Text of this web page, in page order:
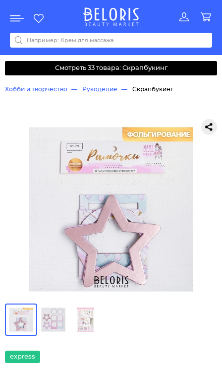
Акции
Все бренды
0-9ABCDEFGHIJKLMNOPQRSTUVWYZАБВДЗИМОКЛНПРСТУФ
Смотреть 33 товара: Скрапбукинг
Хобби и творчество Рукоделие Скрапбукинг
express